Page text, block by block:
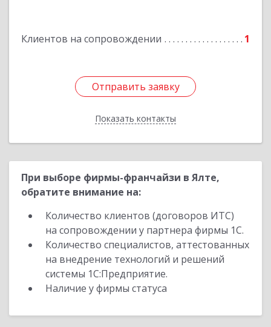
Клиентов на сопровождении 1
Отправить заявку
Показать контакты
Отправить заявку
Назад
При выборе фирмы-франчайзи в Ялте,
обратите внимание на:
Количество клиентов (договоров ИТС)
на сопровождении у партнера фирмы 1С.
Количество специалистов, аттестованных
на внедрение технологий и решений
системы 1С:Предприятие.
Наличие у фирмы статуса